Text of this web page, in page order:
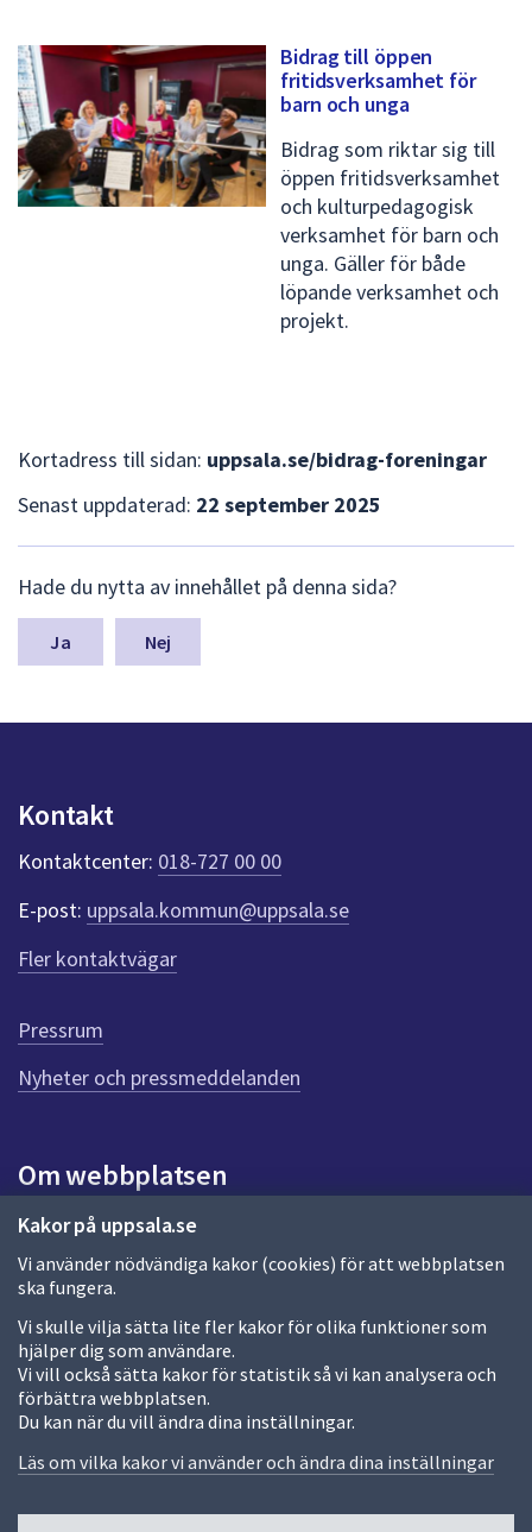
Kakor på uppsala.se
Vi använder nödvändiga kakor (cookies) för att webbplatsen
ska fungera.
Vi skulle vilja sätta lite fler kakor för olika funktioner som
hjälper dig som användare.
Vi vill också sätta kakor för statistik så vi kan analysera och
förbättra webbplatsen.
Du kan när du vill ändra dina inställningar.
Läs om vilka kakor vi använder och ändra dina inställningar
Bidrag till öppen
fritidsverksamhet för
barn och unga
Bidrag som riktar sig till
öppen fritidsverksamhet
och kulturpedagogisk
verksamhet för barn och
unga. Gäller för både
löpande verksamhet och
projekt.
Kortadress till sidan: uppsala.se/bidrag-foreningar
Senast uppdaterad: 22 september 2025
ä
m
a
y
n
t
r
ö
e
n
n
i
d
a
Hade du nytta av innehållet på denna sida?
Nej
Kontakt
Kontaktcenter: 018-727 00 00
E-post: uppsala.kommun@uppsala.se
Fler kontaktvägar
Pressrum
Nyheter och pressmeddelanden
Om webbplatsen
Om webbplatsen
Allmänna handlingar och diarium
Behandling av personuppgifter
Kakor
Språk (other languages)
Tillgänglighetsredogörelse